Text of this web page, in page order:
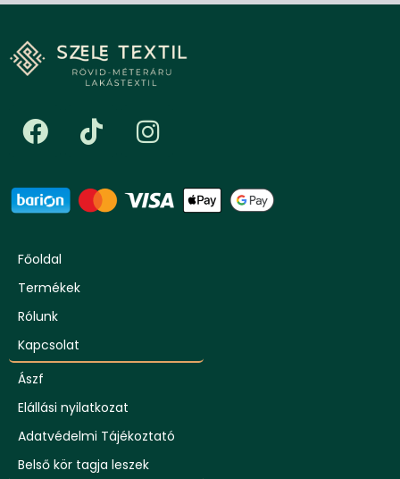
Főoldal
Termékek
Rólunk
Kapcsolat
Ászf
Elállási nyilatkozat
Adatvédelmi Tájékoztató
Belső kör tagja leszek